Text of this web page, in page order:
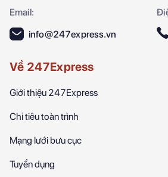
Email:
info@247express.vn
Về 247Express
Giới thiệu 247Express
Chỉ tiêu toàn trình
Mạng lưới bưu cục
Tuyển dụng